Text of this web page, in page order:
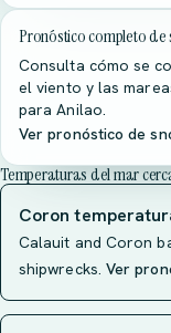
Pronóstico completo de
Consulta cómo se
el viento y las
para Anilao.
Ver pronóstico de
Temperaturas del mar
Coron
Calauit and Coron
shipwrecks. Ver